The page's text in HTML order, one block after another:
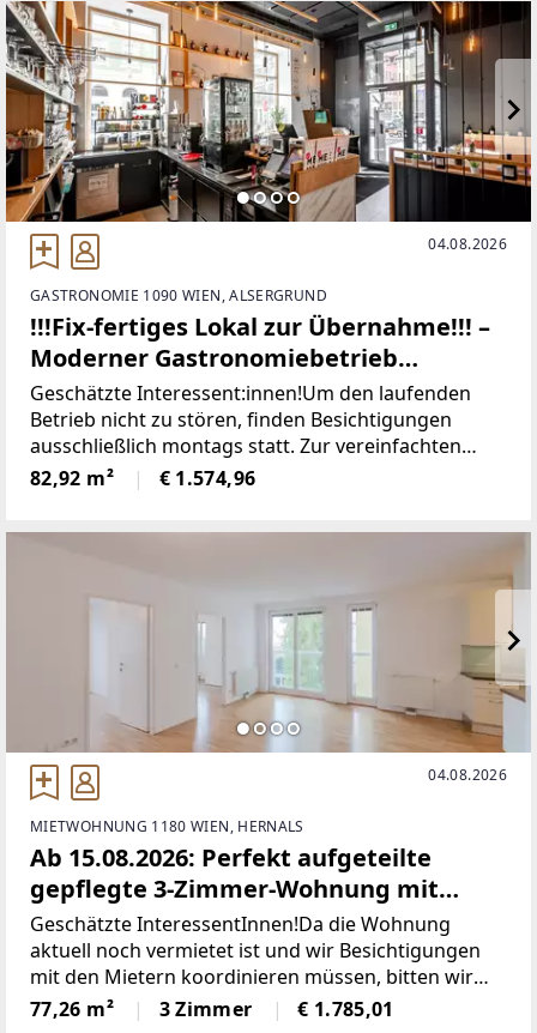
04.08.2026
GASTRONOMIE 1090 WIEN, ALSERGRUND
!!!Fix-fertiges Lokal zur Übernahme!!! –
Moderner Gastronomiebetrieb
(Restaurant) mit Schanigarten nähe
Volksoper
Geschätzte Interessent:innen!Um den laufenden
Betrieb nicht zu stören, finden Besichtigungen
ausschließlich montags statt. Zur vereinfachten
Abstimmung bitten wir um konkrete
Terminvorschläge über das
82,92 m² € 1.574,96
04.08.2026
MIETWOHNUNG 1180 WIEN, HERNALS
Ab 15.08.2026: Perfekt aufgeteilte
gepflegte 3-Zimmer-Wohnung mit
Balkon im 3. Liftstock
Geschätzte InteressentInnen!Da die Wohnung
aktuell noch vermietet ist und wir Besichtigungen
mit den Mietern koordinieren müssen, bitten wir
um etwas Vorlaufzeit und um Übermittlung
77,26 m² 3 Zimmer € 1.785,01